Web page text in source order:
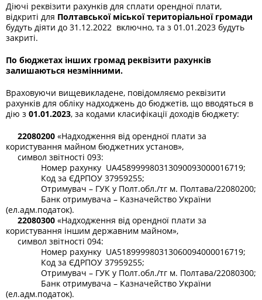
Діючі реквізити рахунків для сплати орендної плати,
відкриті для Полтавської міської територіальної громади
будуть діяти до 31.12.2022 включно, та з 01.01.2023 будуть
закриті.
По бюджетах інших громад реквізити рахунків
залишаються незмінними.
Враховуючи вищевикладене, повідомляємо реквізити
рахунків для обліку надходжень до бюджетів, що вводяться в
дію з 01.01.2023, за кодами класифікації доходів бюджету:
22080200 «Надходження від орендної плати за
користування майном бюджетних установ»,
символ звітності 093:
Номер рахунку UA458999980313090093000016719;
Код за ЄДРПОУ 37959255;
Отримувач – ГУК у Полт.обл./тг м. Полтава/22080200;
Банк отримувача – Казначейство України
(ел.адм.податок).
22080300 «Надходження від орендної плати за
користування іншим державним майном»,
символ звітності 094:
Номер рахунку UA518999980313060094000016719;
Код за ЄДРПОУ 37959255;
Отримувач – ГУК у Полт.обл./тг м. Полтава/22080300;
Банк отримувача – Казначейство України
(ел.адм.податок).